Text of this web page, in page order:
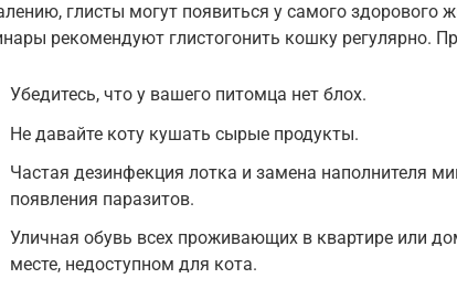
глисты могут появиться у самого здорового
рекомендуют глистогонить кошку регулярно.
Убедитесь, что у вашего питомца нет блох.
Не давайте коту кушать сырые продукты.
Частая дезинфекция лотка и замена наполнителя
появления паразитов.
Уличная обувь всех проживающих в квартире или
месте, недоступном для кота.